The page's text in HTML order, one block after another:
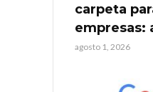
carpeta
empresas:
agosto 1, 2026